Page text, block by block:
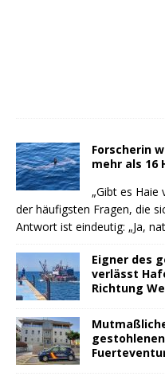
Forscherin
mehr als 16
„Gibt es Haie
der häufigsten Fragen, die
Antwort ist eindeutig: „Ja,
Eigner des
verlässt
Richtung